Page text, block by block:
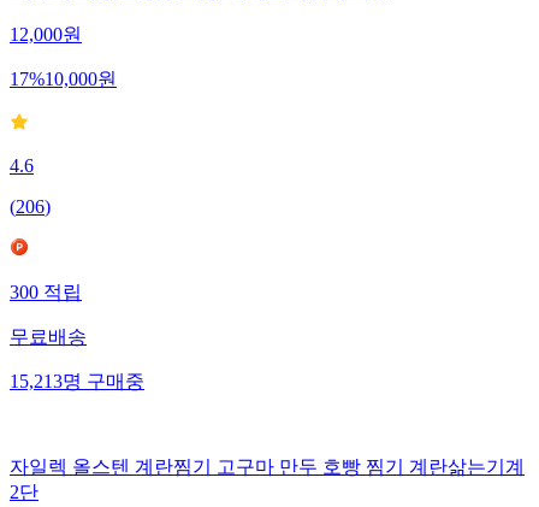
12,000원
17%10,000원
4.6
(206)
300 적립
무료배송
15,213명 구매중
자일렉 올스텐 계란찜기 고구마 만두 호빵 찜기 계란삶는기계
2단